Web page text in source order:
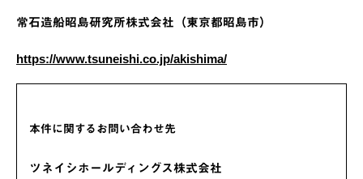
常石造船昭島研究所株式会社（東京都昭島市）
https://www.tsuneishi.co.jp/akishima/
本件に関するお問い合わせ先
ツネイシホールディングス株式会社